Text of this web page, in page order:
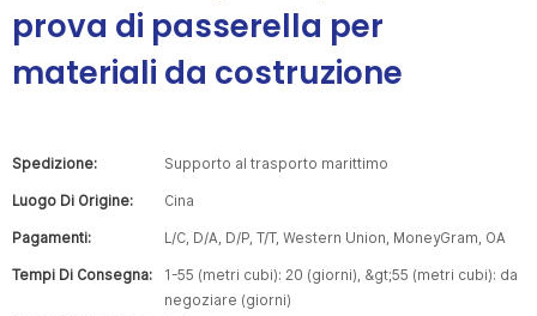
prova di passerella per
materiali da costruzione
Spedizione: Supporto al trasporto marittimo
Luogo Di Origine: Cina
Pagamenti: L/C, D/A, D/P, T/T, Western Union, MoneyGram, OA
Tempi Di Consegna:
1-55 (metri cubi): 20 (giorni), &gt;55 (metri cubi): da
negoziare (giorni)